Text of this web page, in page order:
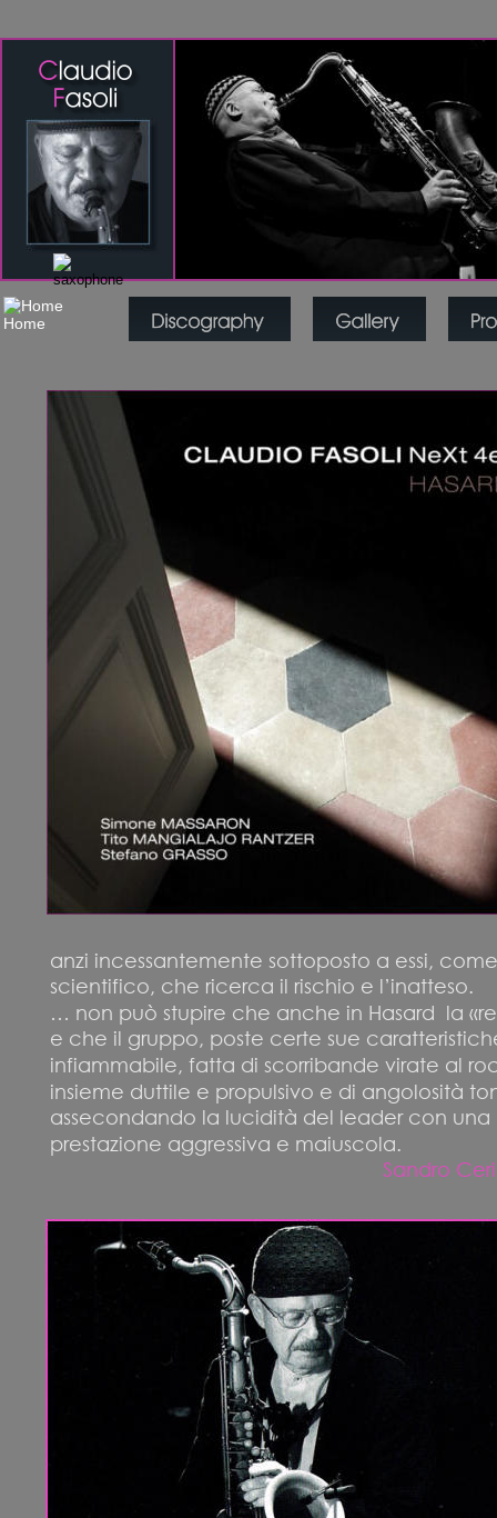
anzi incessantemente sottoposto a essi,
scientifico, che ricerca il rischio e l’inatteso.
… non può stupire che anche in Hasard  la
e che il gruppo, poste certe sue
infiammabile, fatta di scorribande virate al
insieme duttile e propulsivo e di angolosità
assecondando la lucidità del leader con una
prestazione aggressiva e maiuscola.
Sandro